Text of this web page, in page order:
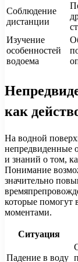
Соблюдение
дистанции
Изучение
особенностей
водоема
как
На водной
непредвиденные
и знаний о том,
Понимание
значительно
которые помогут
моментами.
Ситуация
Падение в воду